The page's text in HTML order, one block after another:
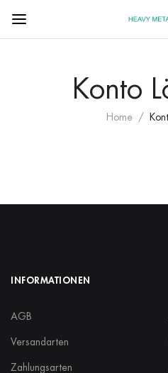
Konto
Home
INFORMATIONEN
AGB
Versandarten
Zahlungsarten